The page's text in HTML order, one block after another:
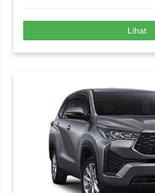
Lihat